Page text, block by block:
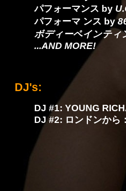
パフォーマンス by
パフォーマ ンス by
ボディーペインティ
...AND MORE!
DJ's:
DJ #1: YOUNG
DJ #2: ロンドンか